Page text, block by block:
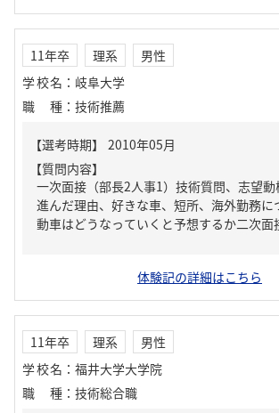
11年卒 理系
男性
学校名 ： 岐阜大学
職種 ： 技術推薦
【質問内容】
一次面接（部長2人事1）技術質問、志望
進んだ理由、好きな車、短所、海外勤務に
動車はどうなっていくと予想するか二次面
体験記の詳細はこちら
11年卒 理系
男性
学校名 ： 福井大学大学院
職種 ： 技術総合職